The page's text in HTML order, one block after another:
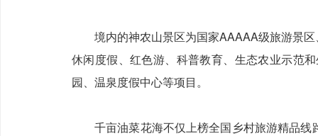
境内的神农山景区为国家AAAAA级旅游景
休闲度假、红色游、科普教育、生态农业示范
园、温泉度假中心等项目。
千亩油菜花海不仅上榜全国乡村旅游精品